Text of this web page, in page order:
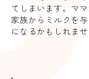
てしまいます。マ
家族からミルクを
になるかもしれませ